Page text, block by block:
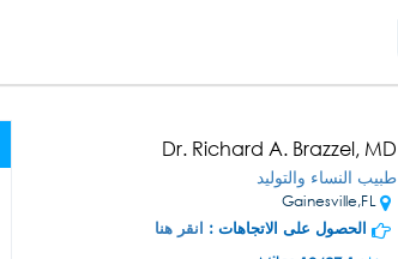
Dr. Richard A. Brazzel, MD
طبيب النساء والتوليد
Gainesville,FL
الحصول على الاتجاهات : انقر هنا